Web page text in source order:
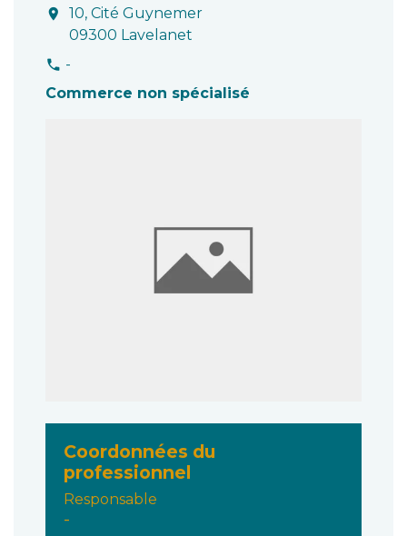
location_on
10, Cité Guynemer
09300 Lavelanet
phone -
Commerce non spécialisé
Coordonnées du
professionnel
Responsable
-